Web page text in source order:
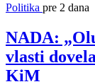
Politika pre 2 dana
NADA:
vlasti
KiM